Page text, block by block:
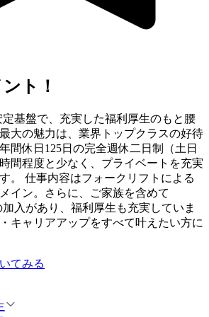
ト！
基盤で、充実した福利厚生のもと腰
大の魅力は、業界トップクラスの好待
間休日125日の完全週休二日制（土日
間程度と少なく、プライベートを充実
。 仕事内容はフォークリフトによる
イン。さらに、ご家族を含めて
入があり、福利厚生も充実していま
キャリアアップをすべて叶えたい方に
てみる